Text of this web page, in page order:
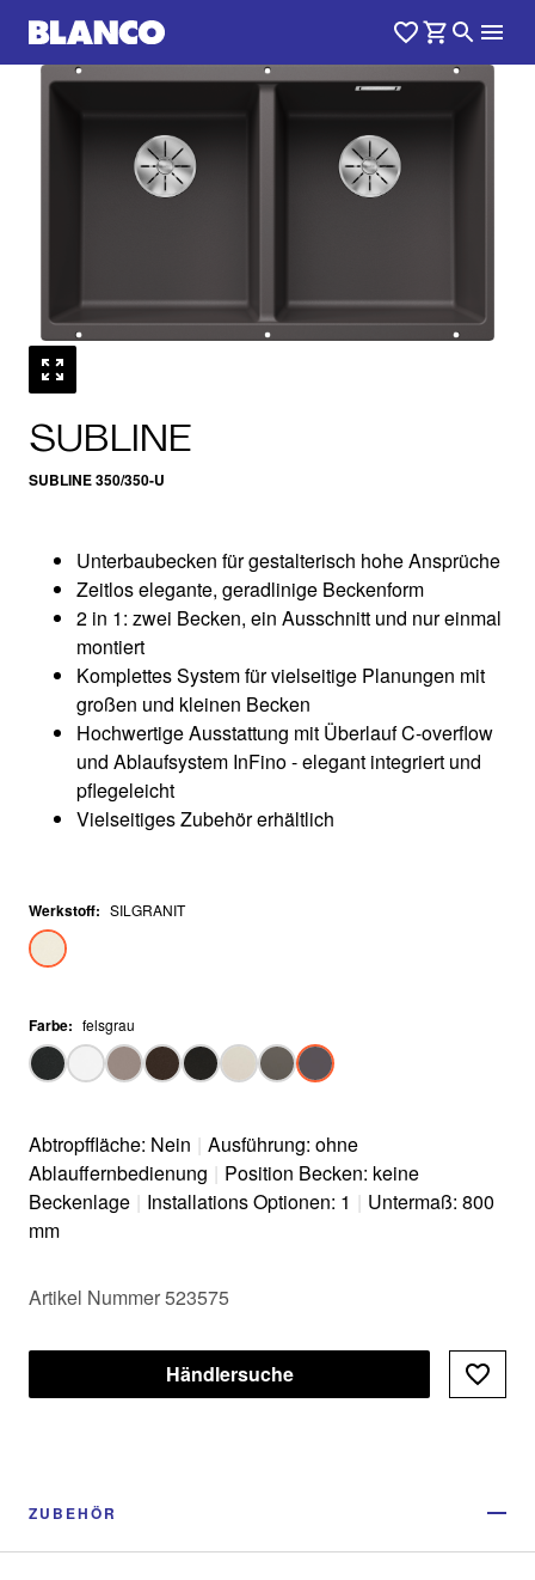
SUBLINE
SUBLINE 350/350-U
1 /0
Unterbaubecken für gestalterisch hohe Ansprüche
Zeitlos elegante, geradlinige Beckenform
2 in 1: zwei Becken, ein Ausschnitt und nur einmal
montiert
Komplettes System für vielseitige Planungen mit
großen und kleinen Becken
Hochwertige Ausstattung mit Überlauf C-overflow
und Ablaufsystem InFino - elegant integriert und
pflegeleicht
Vielseitiges Zubehör erhältlich
Werkstoff: SILGRANIT
Farbe: felsgrau
Abtropffläche: Nein | Ausführung: ohne
Ablauffernbedienung | Position Becken: keine
Beckenlage | Installations Optionen: 1 | Untermaß: 800
mm
Artikel Nummer 523575
Händlersuche
ZUBEHÖR